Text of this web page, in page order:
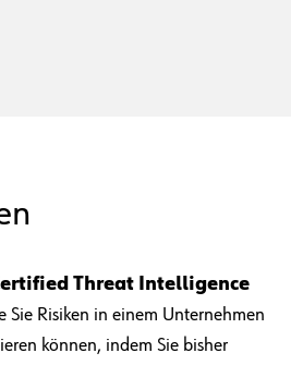
Threat Intelligence
Sie Risiken in einem Unternehmen
können, indem Sie bisher